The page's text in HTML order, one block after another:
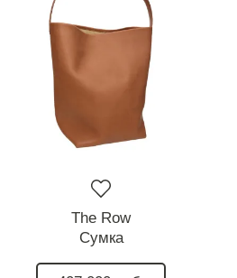
The Row
Сумка